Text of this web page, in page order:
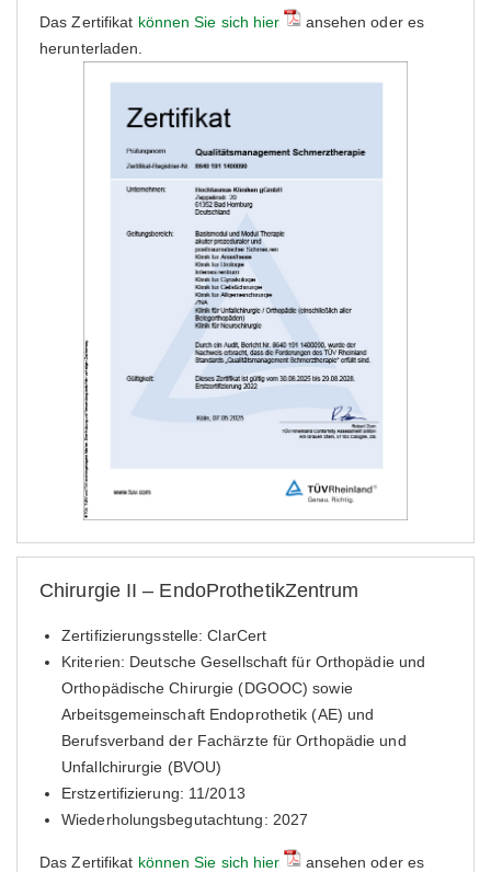
Das Zertifikat können Sie sich hier
ansehen oder es
herunterladen.
Chirurgie II – EndoProthetikZentrum
Zertifizierungsstelle: ClarCert
Kriterien: Deutsche Gesellschaft für Orthopädie und
Orthopädische Chirurgie (DGOOC) sowie
Arbeitsgemeinschaft Endoprothetik (AE) und
Berufsverband der Fachärzte für Orthopädie und
Unfallchirurgie (BVOU)
Erstzertifizierung: 11/2013
Wiederholungsbegutachtung: 2027
Das Zertifikat können Sie sich hier
ansehen oder es